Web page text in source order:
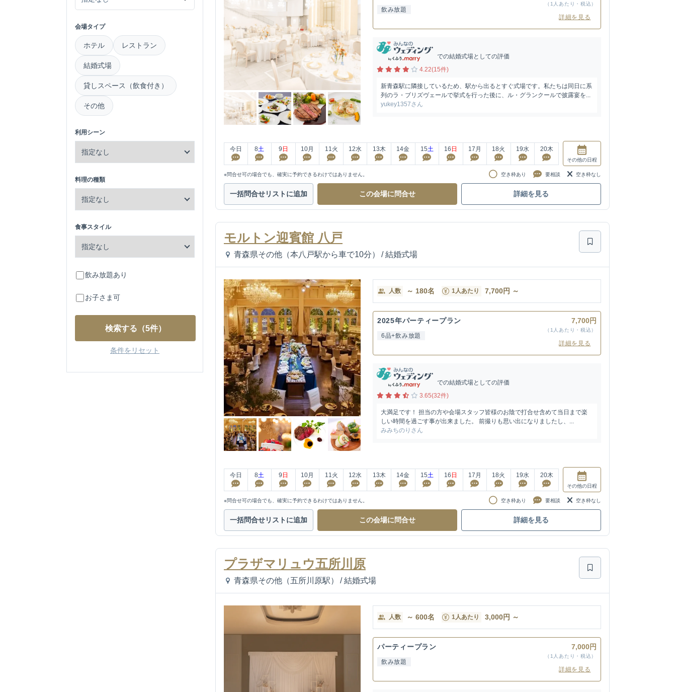
会場タイプ
ホテル レストラン
結婚式場
貸しスペース（飲食付き）
その他
利用シーン
料理の種類
食事スタイル
飲み放題あり
お子さま可
検索する （5件）
条件をリセット
飲み放題
（1人あたり・税込）
詳細を見る
での結婚式場としての評価
4.22(15件)
新青森駅に隣接しているため、駅から出るとすぐ式場です。私たちは同日に系
列のラ・ブリズヴェールで挙式を行った後に、ル・グランクールで披露宴を...
yukey1357さん
今日 8土 9 日 10月 11 火 12水 13木 14金 15土 16 日 17 月 18火 19水 20木
その他の日程
※問合せ可の場合でも、確実に予約できるわけではありません。 空き枠あり 要相談 空き枠なし
一括問合せリストに追加 この会場に問合せ 詳細を見る
モルトン迎賓館 八戸
青森県その他（本八戸駅から車で10分） / 結婚式場
人数 ～ 180名 1人あたり 7,700円 ～
2025年パーティープラン
6品+飲み放題
7,700円
（1人あたり・税込）
詳細を見る
での結婚式場としての評価
3.65(32件)
大満足です！ 担当の方や会場スタッフ皆様のお陰で打合せ含めて当日まで楽
しい時間を過ごす事が出来ました。 前撮りも思い出になりましたし、...
みみちのりさん
今日 8土 9 日 10月 11 火 12水 13木 14金 15土 16 日 17 月 18火 19水 20木
その他の日程
※問合せ可の場合でも、確実に予約できるわけではありません。 空き枠あり 要相談 空き枠なし
一括問合せリストに追加 この会場に問合せ 詳細を見る
プラザマリュウ五所川原
青森県その他（五所川原駅） / 結婚式場
人数 ～ 600名 1人あたり 3,000円 ～
パーティープラン
飲み放題
7,000円
（1人あたり・税込）
詳細を見る